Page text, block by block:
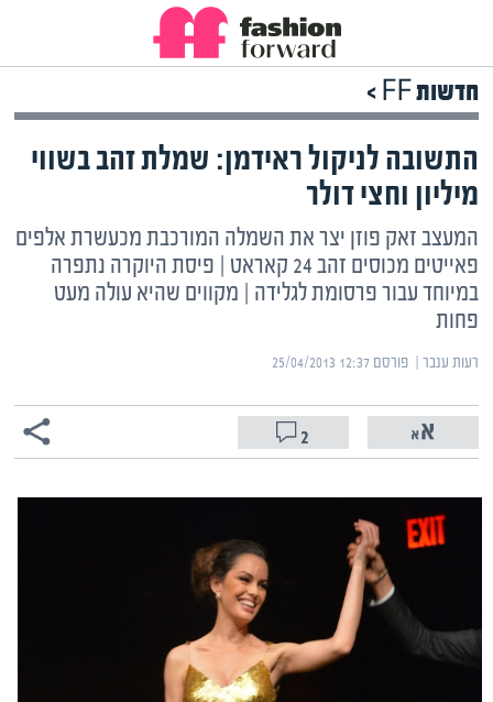
חדשות FF >
התשובה לניקול ראידמן: שמלת זהב בשווי
מיליון וחצי דולר
המעצב זאק פוזן יצר את השמלה המורכבת מכעשרת אלפים
פאייטים מכוסים זהב 24 קאראט | פיסת היוקרה נתפרה
במיוחד עבור פרסומת לגלידה | מקווים שהיא עולה מעט
פחות
רעות ענבר | ‏פורסם ‎25/04/2013 12:37
2